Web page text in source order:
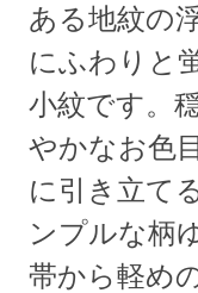
ある地紋の
にふわりと
小紋です。
やかなお色
に引き立て
ンプルな柄
帯から軽め